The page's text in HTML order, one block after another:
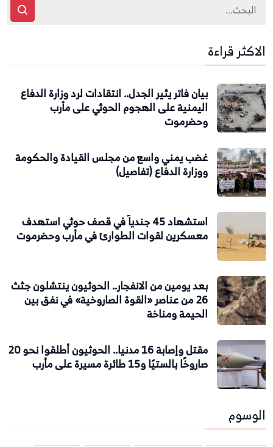
الاكثر قراءة
بيان فاتر يثير الجدل.. انتقادات لرد وزارة الدفاع
اليمنية على الهجوم الحوثي على مأرب
وحضرموت
غضب يمني واسع من مجلس القيادة والحكومة
ووزارة الدفاع (تفاصيل)
استشهاد 45 جندياً في قصف حوثي استهدف
معسكرين لقوات الطوارئ في مأرب وحضرموت
بعد يومين من الانفجار.. الحوثيون ينتشلون جثث
26 من عناصر «القوة الصاروخية» في نفق بين
الحيمة ومناخة
مقتل وإصابة 16 مدنيا.. الحوثيون أطلقوا نحو 20
صاروخًا بالستيًا و15 طائرة مسيرة على مأرب
الوسوم